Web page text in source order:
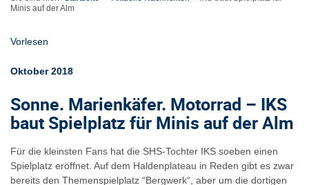
Minis auf der Alm
Vorlesen
Oktober 2018
Sonne. Marienkäfer. Motorrad – IKS
baut Spielplatz für Minis auf der Alm
Für die kleinsten Fans hat die SHS-Tochter IKS soeben einen
Spielplatz eröffnet. Auf dem Haldenplateau in Reden gibt es zwar
bereits den Themenspielplatz “Bergwerk“, aber um die dortigen